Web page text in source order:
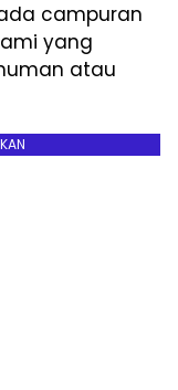
campuran
yang
atau